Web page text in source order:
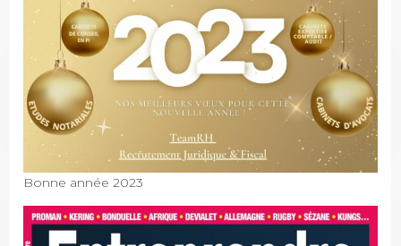
Bonne année 2023